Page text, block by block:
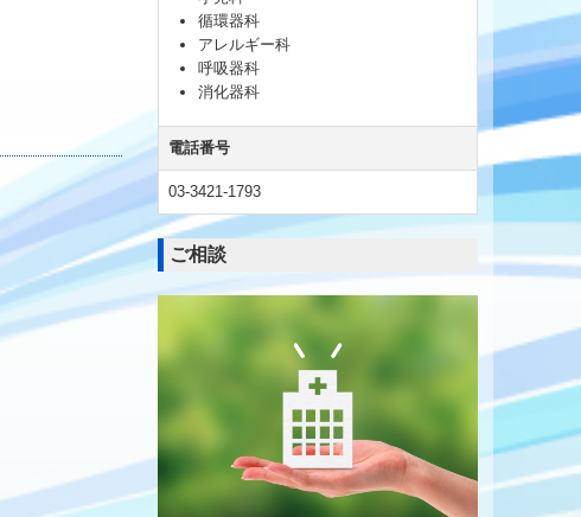
循環器科
アレルギー科
呼吸器科
消化器科
電話番号
03-3421-1793
ご相談